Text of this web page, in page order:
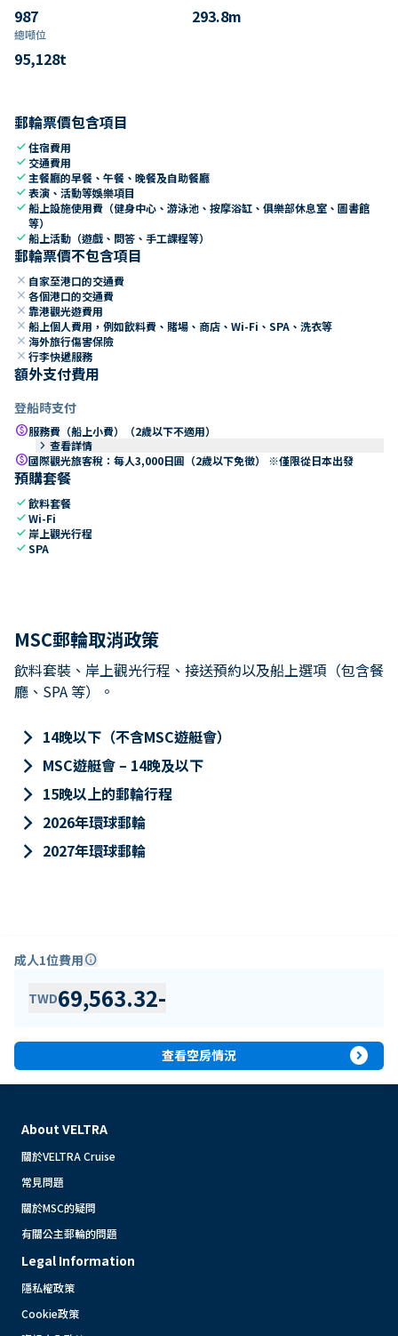
987 293.8m
總噸位
95,128t
郵輪票價包含項目
check住宿費用
check 交通費用
check 主餐廳的早餐、午餐、晚餐及自助餐廳
check表演、活動等娛樂項目
check船上設施使用費（健身中心、游泳池、按摩浴缸、俱樂部休息室、圖書館
等）
check船上活動（遊戲、問答、手工課程等）
郵輪票價不包含項目
close 自家至港口的交通費
close 各個港口的交通費
close 靠港觀光遊費用
close 船上個人費用，例如飲料費、賭場、商店、Wi-Fi、SPA、洗衣等
close 海外旅行傷害保險
close 行李快遞服務
額外支付費用
登船時支付
paid服務費（船上小費）（2歲以下不適用）
keyboard_arrow_right 查看詳情
paid國際觀光旅客稅：每人3,000日圓（2歲以下免徵） ※僅限從日本出發
預購套餐
check飲料套餐
checkWi-Fi
check 岸上觀光行程
checkSPA
MSC郵輪取消政策
飲料套裝、岸上觀光行程、接送預約以及船上選項（包含餐
廳、SPA 等）。
keyboard_arrow_right 14晚以下（不含MSC遊艇會）
keyboard_arrow_right MSC遊艇會 – 14晚及以下
keyboard_arrow_right 15晚以上的郵輪行程
keyboard_arrow_right 2026年環球郵輪
keyboard_arrow_right 2027年環球郵輪
成人1位費用info
TWD69,563.32-
查看空房情況 expand_circle_right
About VELTRA
關於VELTRA Cruise
常見問題
關於MSC的疑問
有關公主郵輪的問題
Legal Information
隱私權政策
Cookie政策